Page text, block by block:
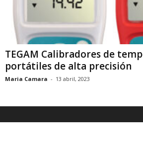
TEGAM Calibradores de
portátiles de alta precisión
Maria Camara - 13 abril, 2023